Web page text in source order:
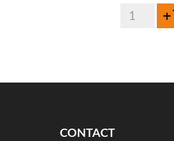
HORAL
CONTACT